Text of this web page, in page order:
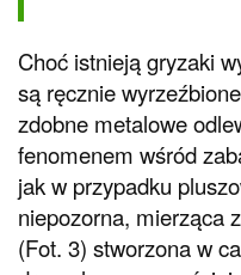
Choć istnieją gryzaki
są ręcznie
zdobne metalowe
fenomenem wśród
jak w przypadku
niepozorna, mierząca
(Fot. 3) stworzona w